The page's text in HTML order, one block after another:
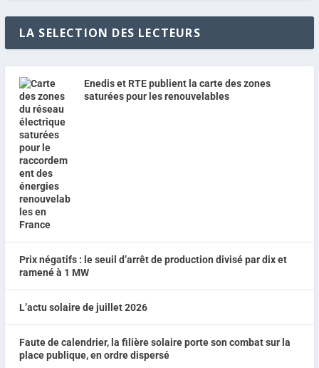
LA SELECTION DES LECTEURS
Enedis et RTE publient la carte des zones
saturées pour les renouvelables
Prix négatifs : le seuil d’arrêt de production divisé par dix et
ramené à 1 MW
L’actu solaire de juillet 2026
Faute de calendrier, la filière solaire porte son combat sur la
place publique, en ordre dispersé